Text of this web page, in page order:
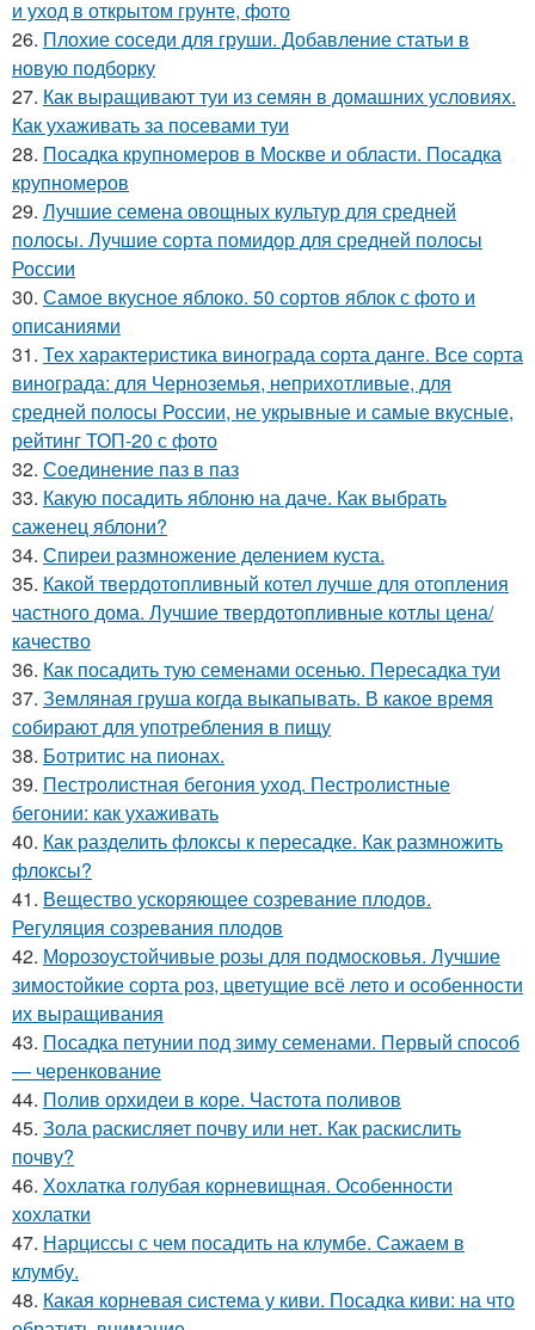
и уход в открытом грунте, фото
26. Плохие соседи для груши. Добавление статьи в
новую подборку
27. Как выращивают туи из семян в домашних условиях.
Как ухаживать за посевами туи
28. Посадка крупномеров в Москве и области. Посадка
крупномеров
29. Лучшие семена овощных культур для средней
полосы. Лучшие сорта помидор для средней полосы
России
30. Самое вкусное яблоко. 50 сортов яблок с фото и
описаниями
31. Тех характеристика винограда сорта данге. Все сорта
винограда: для Черноземья, неприхотливые, для
средней полосы России, не укрывные и самые вкусные,
рейтинг ТОП-20 с фото
32. Соединение паз в паз
33. Какую посадить яблоню на даче. Как выбрать
саженец яблони?
34. Спиреи размножение делением куста.
35. Какой твердотопливный котел лучше для отопления
частного дома. Лучшие твердотопливные котлы цена/
качество
36. Как посадить тую семенами осенью. Пересадка туи
37. Земляная груша когда выкапывать. В какое время
собирают для употребления в пищу
38. Ботритис на пионах.
39. Пестролистная бегония уход. Пестролистные
бегонии: как ухаживать
40. Как разделить флоксы к пересадке. Как размножить
флоксы?
41. Вещество ускоряющее созревание плодов.
Регуляция созревания плодов
42. Морозоустойчивые розы для подмосковья. Лучшие
зимостойкие сорта роз, цветущие всё лето и особенности
их выращивания
43. Посадка петунии под зиму семенами. Первый способ
— черенкование
44. Полив орхидеи в коре. Частота поливов
45. Зола раскисляет почву или нет. Как раскислить
почву?
46. Хохлатка голубая корневищная. Особенности
хохлатки
47. Нарциссы с чем посадить на клумбе. Сажаем в
клумбу.
48. Какая корневая система у киви. Посадка киви: на что